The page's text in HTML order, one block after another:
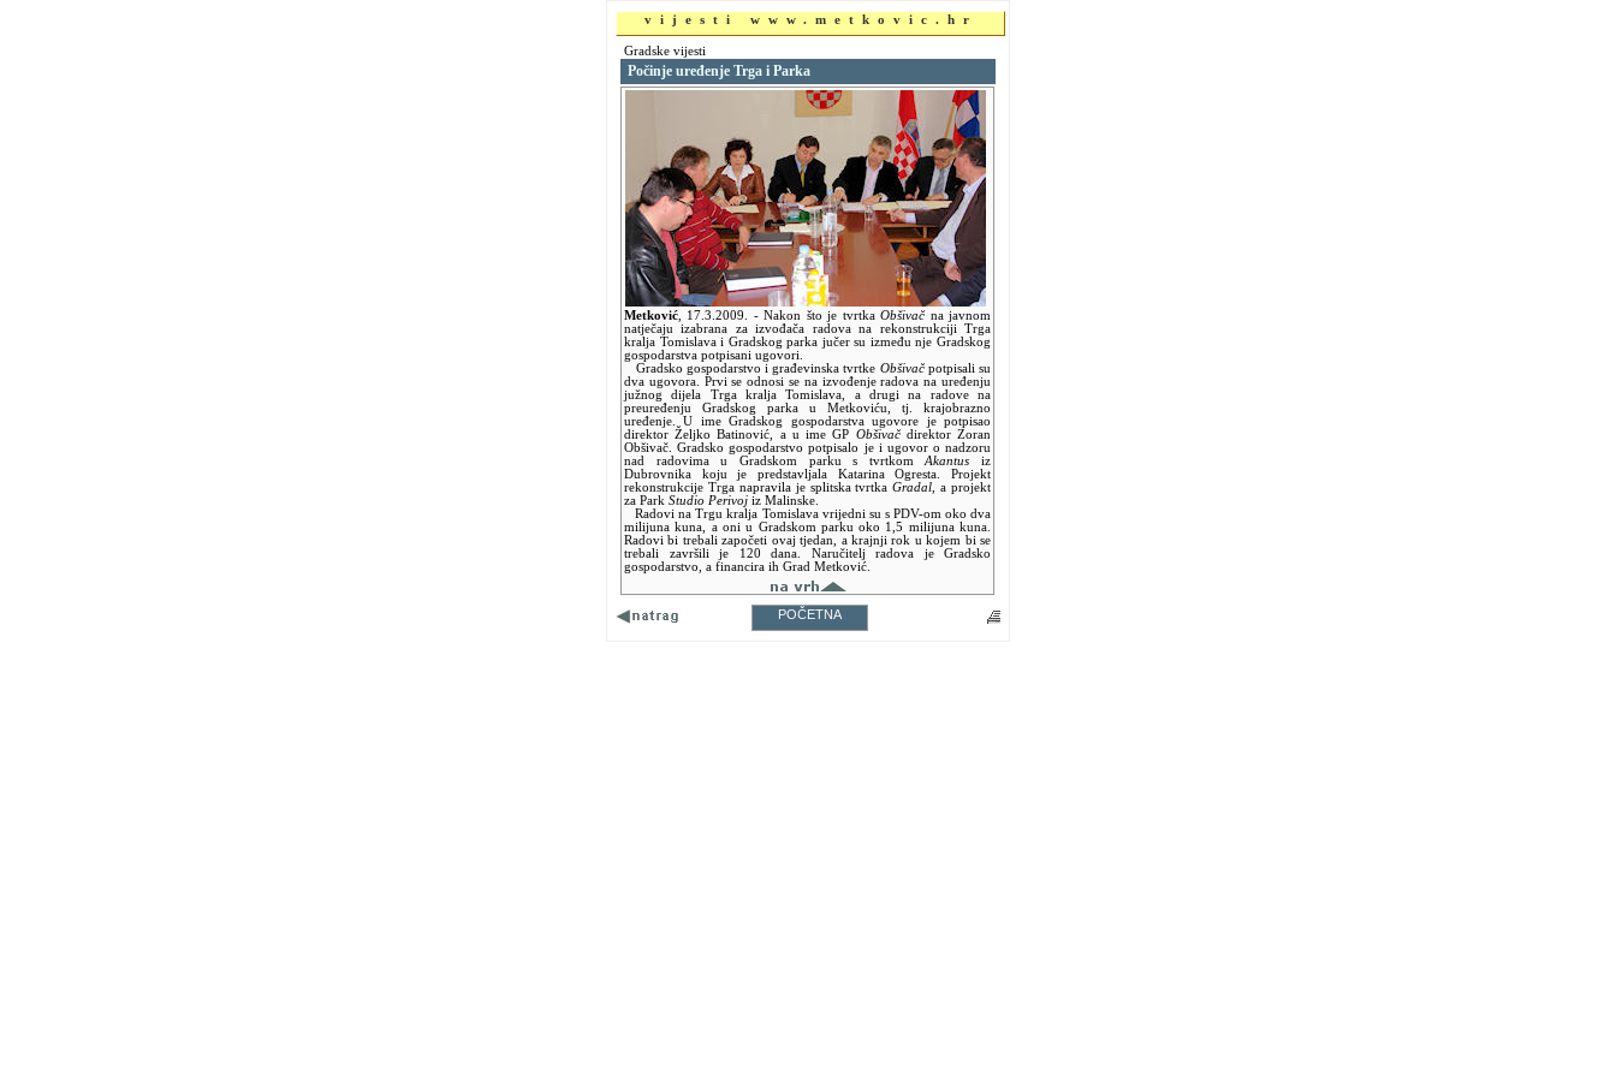
vijesti www.metkovic.hr
Gradske vijesti
Počinje uređenje Trga i Parka
Metković 17.3.2009. - Nakon što je tvrtkaObšivačna javnom
natječaju izabrana za izvođača radova na rekonstrukciji Trga
kralja Tomislava i Gradskog parka jučer su između nje Gradskog
gospodarstva potpisani ugovori.
Gradsko gospodarstvo i građevinska tvrtke Obšivačpotpisali su
dva ugovora. Prvi se odnosi se na izvođenje radova na uređenju
južnog dijela Trga kralja Tomislava, a drugi na radove na
preuređenju Gradskog parka u Metkoviću, tj. krajobrazno
uređenje. U ime Gradskog gospodarstva ugovore je potpisao
direktor Željko Batinović, a u ime GP Obšivačdirektor Zoran
Obšivač. Gradsko gospodarstvo potpisalo je i ugovor o nadzoru
nad radovima u Gradskom parku s tvrtkomAkantus iz
Dubrovnika koju je predstavljala Katarina Ogresta. Projekt
rekonstrukcije Trga napravila je splitska tvrtkaGradal , a projekt
za Park Studio Perivoj iz Malinske.
Radovi na Trgu kralja Tomislava vrijedni su s PDV-om oko dva
milijuna kuna, a oni u Gradskom parku oko 1,5 milijuna kuna.
Radovi bi trebali započeti ovaj tjedan, a krajnji rok u kojem bi se
trebali završili je 120 dana. Naručitelj radova je Gradsko
gospodarstvo, a financira ih Grad Metković.
POČETNA